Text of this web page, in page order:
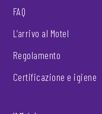
FAQ
L’arrivo al Motel
Regolamento
Certificazione e igiene